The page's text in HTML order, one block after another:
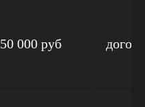
50 000 руб